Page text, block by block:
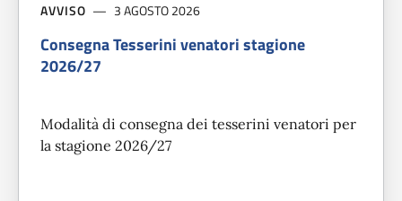
AVVISO 3 AGOSTO 2026
Consegna Tesserini venatori stagione
2026/27
Modalità di consegna dei tesserini venatori per
la stagione 2026/27